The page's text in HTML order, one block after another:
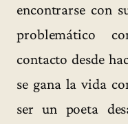
encontrarse con
problemático
contacto desde
se gana la vida
ser un poeta